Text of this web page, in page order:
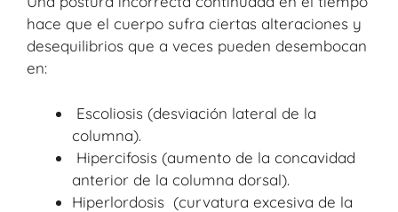
hace que el cuerpo sufra ciertas alteraciones y
desequilibrios que a veces pueden desembocan
en:
Escoliosis (desviación lateral de la
columna).
Hipercifosis (aumento de la concavidad
anterior de la columna dorsal).
Hiperlordosis (curvatura excesiva de la